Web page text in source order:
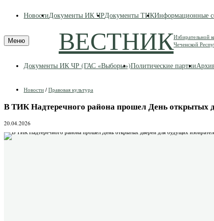
НовостиДокументы ИК ЧРДокументы ТИКИнформационные
Меню ВЕСТНИКИзбирательной
Чеченской
Документы ИК ЧР (ГАС «Выборы»)Политические партии
Новости / Правовая культура
В ТИК Надтеречного района прошел День открытых
20.04.2026